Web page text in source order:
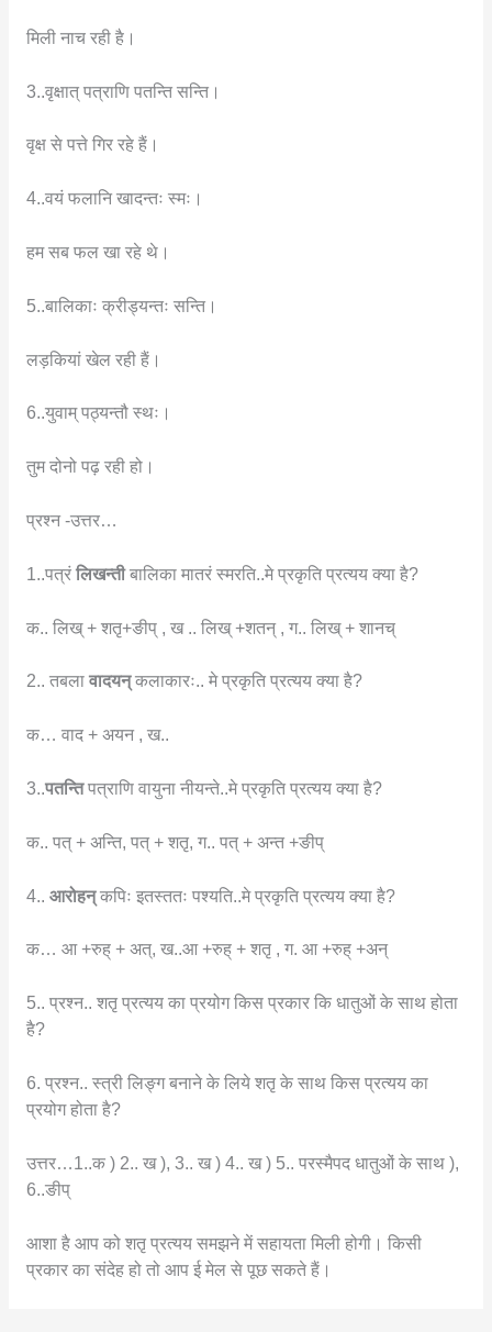
मिली नाच रही है।
3..वृक्षात् पत्राणि पतन्ति सन्ति।
वृक्ष से पत्ते गिर रहे हैं।
4..वयं फलानि खादन्तः स्मः।
हम सब फल खा रहे थे।
5..बालिकाः क्रीड्यन्तः सन्ति।
लड़कियां खेल रही हैं।
6..युवाम् पठ्यन्तौ स्थः।
तुम दोनो पढ़ रही हो।
प्रश्न -उत्तर…
1..पत्रं लिखन्तीबालिका मातरं स्मरति..मे प्रकृति प्रत्यय क्या है?
क.. लिख् + शतृ+ङीप् , ख .. लिख् +शतन् , ग.. लिख् + शानच्
2.. तबला वादयन्कलाकारः.. मे प्रकृति प्रत्यय क्या है?
क… वाद + अयन , ख..
3..पतन्तिपत्राणि वायुना नीयन्ते..मे प्रकृति प्रत्यय क्या है?
क.. पत् + अन्ति, पत् + शतृ, ग.. पत् + अन्त +ङीप्
4.. आरोहन्कपिः इतस्ततः पश्यति..मे प्रकृति प्रत्यय क्या है?
क… आ +रुह् + अत्, ख..आ +रुह् + शतृ , ग. आ +रुह् +अन्
5.. प्रश्न.. शतृ प्रत्यय का प्रयोग किस प्रकार कि धातुओं के साथ होता
है?
6. प्रश्न.. स्त्री लिङ्ग बनाने के लिये शतृ के साथ किस प्रत्यय का
प्रयोग होता है?
उत्तर…1..क ) 2.. ख ), 3.. ख ) 4.. ख ) 5.. परस्मैपद धातुओं के साथ ),
6..ङीप्
आशा है आप को शतृ प्रत्यय समझने में सहायता मिली होगी। किसी
प्रकार का संदेह हो तो आप ई मेल से पूछ सकते हैं।